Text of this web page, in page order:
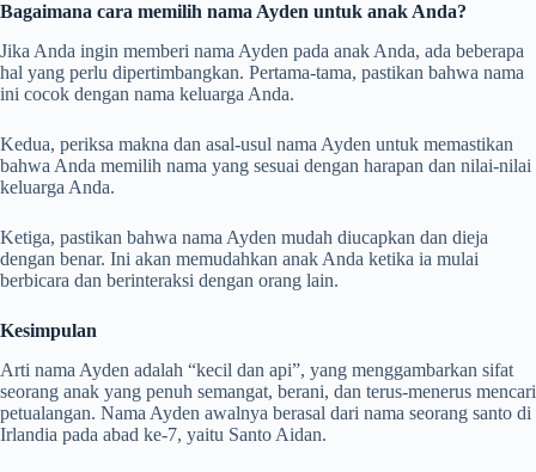
Bagaimana cara memilih nama Ayden untuk anak Anda?
Jika Anda ingin memberi nama Ayden pada anak Anda, ada beberapa
hal yang perlu dipertimbangkan. Pertama-tama, pastikan bahwa nama
ini cocok dengan nama keluarga Anda.
Kedua, periksa makna dan asal-usul nama Ayden untuk memastikan
bahwa Anda memilih nama yang sesuai dengan harapan dan nilai-nilai
keluarga Anda.
Ketiga, pastikan bahwa nama Ayden mudah diucapkan dan dieja
dengan benar. Ini akan memudahkan anak Anda ketika ia mulai
berbicara dan berinteraksi dengan orang lain.
Kesimpulan
Arti nama Ayden adalah “kecil dan api”, yang menggambarkan sifat
seorang anak yang penuh semangat, berani, dan terus-menerus mencari
petualangan. Nama Ayden awalnya berasal dari nama seorang santo di
Irlandia pada abad ke-7, yaitu Santo Aidan.